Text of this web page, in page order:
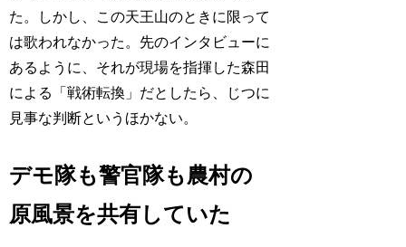
た。しかし、この天王山のときに限って
は歌われなかった。先のインタビューに
あるように、それが現場を指揮した森田
による「戦術転換」だとしたら、じつに
見事な判断というほかない。
デモ隊も警官隊も農村の
原風景を共有していた